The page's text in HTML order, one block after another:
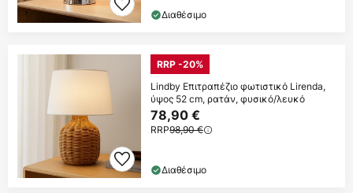
Διαθέσιμο
RRP -20%
Lindby Επιτραπέζιο φωτιστικό Lirenda,
ύψος 52 cm, ρατάν, φυσικό/λευκό
78,90 €
RRP98,90 €
Διαθέσιμο